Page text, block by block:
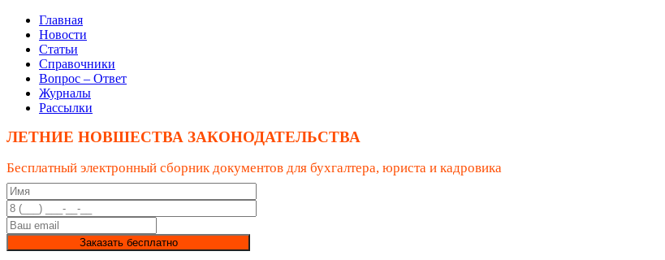
Главная
Новости
Статьи
Справочники
Вопрос – Ответ
Журналы
Рассылки
ЛЕТНИЕ НОВШЕСТВА ЗАКОНОДАТЕЛЬСТВА
Бесплатный электронный сборник документов для бухгалтера, юриста и кадровика
Заказать бесплатно